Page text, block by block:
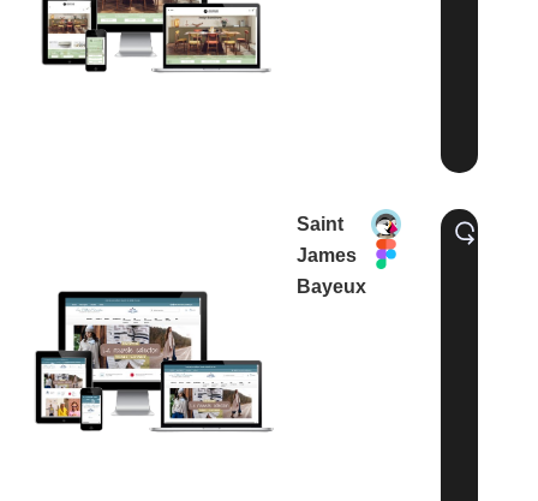
Saint
James
Bayeux